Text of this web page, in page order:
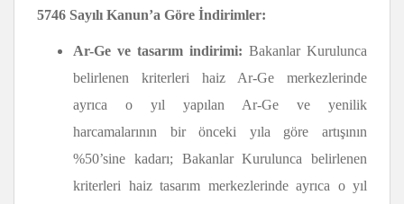
5746 Sayılı Kanun’a Göre İndirimler:
Ar-Ge ve tasarım indirimi: Bakanlar Kurulunca
belirlenen kriterleri haiz Ar-Ge merkezlerinde
ayrıca o yıl yapılan Ar-Ge ve yenilik
harcamalarının bir önceki yıla göre artışının
%50’sine kadarı; Bakanlar Kurulunca belirlenen
kriterleri haiz tasarım merkezlerinde ayrıca o yıl